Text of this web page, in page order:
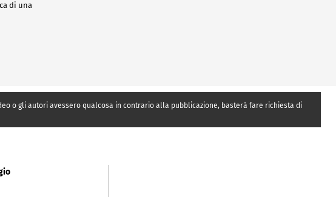
di una
o gli autori avessero qualcosa in contrario alla pubblicazione, basterà fare richiesta di